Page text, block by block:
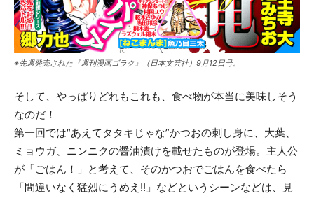
※先週発売された『週刊漫画ゴラク』（日本文芸社）9月12日号。
そして、やっぱりどれもこれも、食べ物が本当に美味しそう
なのだ！
第一回では“あえてタタキじゃな”かつおの刺し身に、大葉、
ミョウガ、ニンニクの醤油漬けを載せたものが登場。主人公
が「ごはん！」と考えて、そのかつおでごはんを食べたら
「間違いなく猛烈にうめえ!!」などというシーンなどは、見